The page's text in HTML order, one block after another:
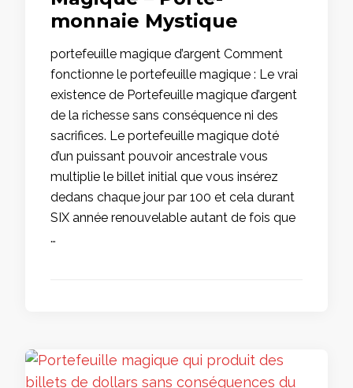
monnaie Mystique
portefeuille magique d’argent Comment
fonctionne le portefeuille magique : Le vrai
existence de Portefeuille magique d’argent
de la richesse sans conséquence ni des
sacrifices. Le portefeuille magique doté
d’un puissant pouvoir ancestrale vous
multiplie le billet initial que vous insérez
dedans chaque jour par 100 et cela durant
SIX année renouvelable autant de fois que
…